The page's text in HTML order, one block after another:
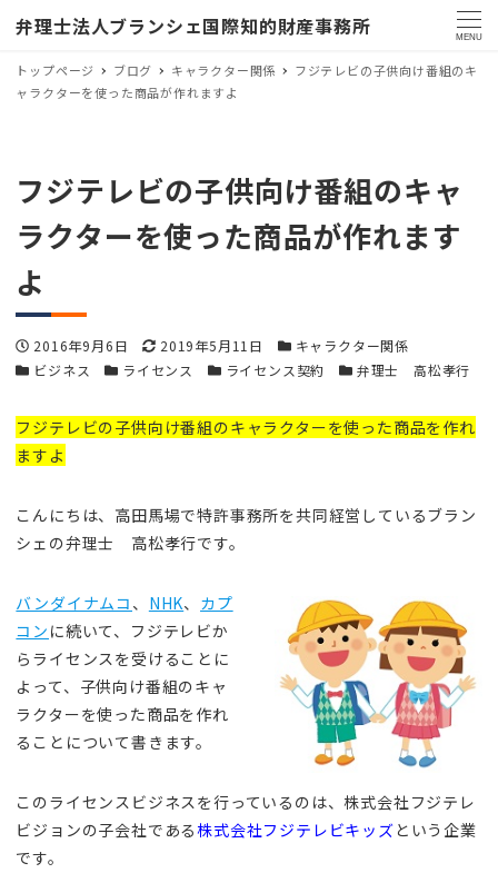
弁理士法人ブランシェ国際知的財産事務所 MENU
トップページ ブログ キャラクター関係
フジテレビの子供向け番組のキ
ャラクターを使った商品が作れますよ
フジテレビの子供向け番組のキャ
ラクターを使った商品が作れます
よ
投稿日
2016年9月6日 更新日
2019年5月11日 カテゴリー
キャラクター関係
カテゴリー
ビジネス カテゴリー
ライセンス カテゴリー
ライセンス契約 カテゴリー
弁理士 高松孝行
フジテレビの子供向け番組のキャラクターを使った商品を作れ
ますよ
こんにちは、高田馬場で特許事務所を共同経営しているブラン
シェの弁理士 高松孝行です。
バンダイナムコ 、 NHK、 カプ
コン に続いて、フジテレビか
らライセンスを受けることに
よって、子供向け番組のキャ
ラクターを使った商品を作れ
ることについて書きます。
このライセンスビジネスを行っているのは、株式会社フジテレ
ビジョンの子会社である株式会社フジテレビキッズという企業
です。